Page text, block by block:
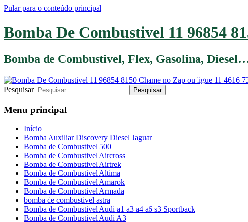
Pular para o conteúdo principal
Bomba De Combustivel 11 96854
Bomba de Combustivel, Flex, Gasolina,
Pesquisar
Menu principal
Início
Bomba Auxiliar Discovery Diesel Jaguar
Bomba de Combustivel 500
Bomba de Combustivel Aircross
Bomba de Combustivel Airtrek
Bomba de Combustivel Altima
Bomba de Combustivel Amarok
Bomba de Combustivel Armada
bomba de combustivel astra
Bomba de Combustivel Audi a1 a3 a4 a6 s3 Sportback
Bomba de Combustivel Audi A3